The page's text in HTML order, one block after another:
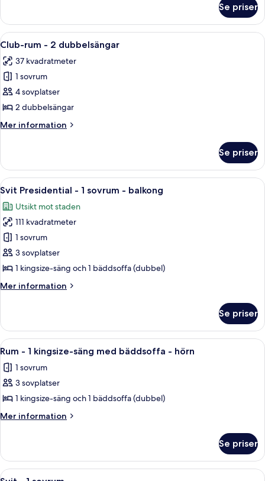
utsikt
mot
staden
-
dubbelsängar
utsikt
mot
Se priser
Öppna
alla
foton
för
Club-
rum
-
2
Ett hotellrum med en säng, ett
7
Club-rum - 2 dubbelsängar
37 kvadratmeter
1 sovrum
4 sovplatser
2 dubbelsängar
Mer information
Mer
rum
2
Se priser
Öppna
alla
foton
för
Svit
Presidential
-
sovrum
Ett hotellrum med blått golv, en
6
Svit Presidential - 1 sovrum - balkong
Utsikt mot staden
111 kvadratmeter
1 sovrum
3 sovplatser
1 kingsize-säng och 1 bäddsoffa (dubbel)
Mer information
Mer
Presidential
1
balkong
Se priser
Öppna
alla
foton
för
Rum
-
säng
med
Ett hotellrum med en säng, ett
6
Rum - 1 kingsize-säng med bäddsoffa - hörn
1 sovrum
3 sovplatser
1 kingsize-säng och 1 bäddsoffa (dubbel)
Mer information
Mer
-
Se priser
Öppna
Ett hotellrum med en grå soffa, ett
8